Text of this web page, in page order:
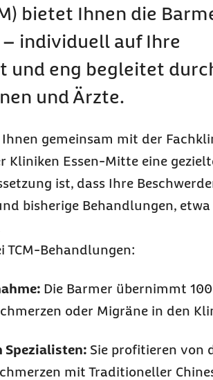
TCMbietet Ihnen die
individuell auf Ihre
und eng begleitet
und Ärzte.
gemeinsam mit der
Kliniken Essen-Mitte eine
ist, dass Ihre
bisherige Behandlungen,
TCM-Behandlungen:
Die Barmer übernimmt
oder Migräne in den
Spezialisten: Sie profitieren von
mit Traditioneller